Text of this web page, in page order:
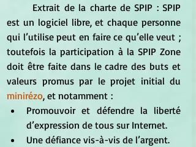
est un logiciel libre, et chaque personne
qui l’utilise peut en faire ce qu’elle veut ;
toutefois la participation à la SPIP Zone
doit être faite dans le cadre des buts et
minirézo, et notamment :
Promouvoir et défendre la liberté
d’expression de tous sur Internet.
Une défiance vis-à-vis de l’argent.